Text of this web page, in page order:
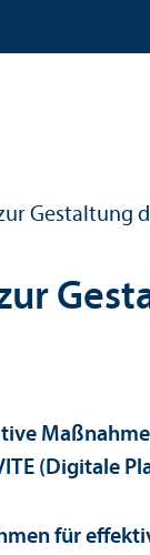
(Digitale
für